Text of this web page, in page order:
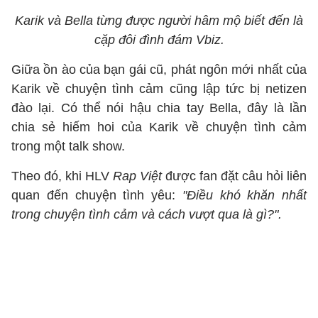
Karik và Bella từng được người hâm mộ biết đến là
cặp đôi đình đám Vbiz.
Giữa ồn ào của bạn gái cũ, phát ngôn mới nhất của
Karik về chuyện tình cảm cũng lập tức bị netizen
đào lại. Có thể nói hậu chia tay Bella, đây là lần
chia sẻ hiếm hoi của Karik về chuyện tình cảm
trong một talk show.
Theo đó, khi HLV Rap Việtđược fan đặt câu hỏi liên
quan đến chuyện tình yêu: "Điều khó khăn nhất
trong chuyện tình cảm và cách vượt qua là gì?".